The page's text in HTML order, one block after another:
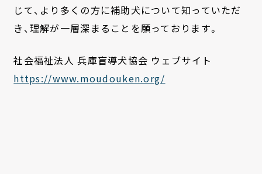
じて、より多くの方に補助犬について知っていただ
き、理解が一層深まることを願っております。
社会福祉法人 兵庫盲導犬協会 ウェブサイト
https://www.moudouken.org/